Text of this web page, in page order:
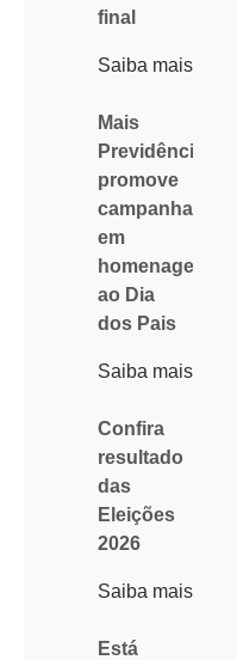
final
Saiba mais
Mais
Previdência
promove
campanha
em
homenagem
ao Dia
dos Pais
Saiba mais
Confira
resultado
das
Eleições
2026
Saiba mais
Está